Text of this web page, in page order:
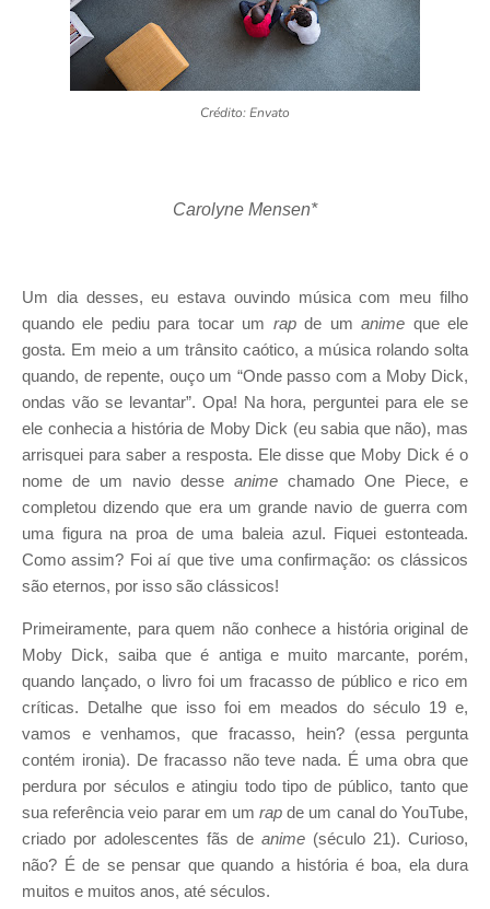
Crédito: Envato
Carolyne Mensen*
Um dia desses, eu estava ouvindo música com meu filho
quando ele pediu para tocar um rapde umanime que ele
gosta. Em meio a um trânsito caótico, a música rolando solta
quando, de repente, ouço um “Onde passo com a Moby Dick,
ondas vão se levantar”. Opa! Na hora, perguntei para ele se
ele conhecia a história de Moby Dick (eu sabia que não), mas
arrisquei para saber a resposta. Ele disse que Moby Dick é o
nome de um navio desse anime chamado One Piece, e
completou dizendo que era um grande navio de guerra com
uma figura na proa de uma baleia azul. Fiquei estonteada.
Como assim? Foi aí que tive uma confirmação: os clássicos
são eternos, por isso são clássicos!
Primeiramente, para quem não conhece a história original de
Moby Dick, saiba que é antiga e muito marcante, porém,
quando lançado, o livro foi um fracasso de público e rico em
críticas. Detalhe que isso foi em meados do século 19 e,
vamos e venhamos, que fracasso, hein? (essa pergunta
contém ironia). De fracasso não teve nada. É uma obra que
perdura por séculos e atingiu todo tipo de público, tanto que
sua referência veio parar em umrap de um canal do YouTube,
criado por adolescentes fãs de anime (século 21). Curioso,
não? É de se pensar que quando a história é boa, ela dura
muitos e muitos anos, até séculos.